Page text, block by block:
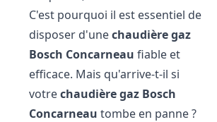
C'est pourquoi il est essentiel de
disposer d'unechaudière gaz
Bosch Concarneau fiable et
efficace. Mais qu'arrive-t-il si
votrechaudière gaz Bosch
Concarneau tombe en panne ?